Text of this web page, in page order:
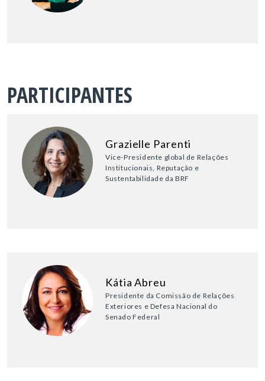
PARTICIPANTES
Grazielle Parenti
Vice-Presidente global de Relações
Institucionais, Reputação e
Sustentabilidade da BRF
Kátia Abreu
Presidente da Comissão de Relações
Exteriores e Defesa Nacional do
Senado Federal